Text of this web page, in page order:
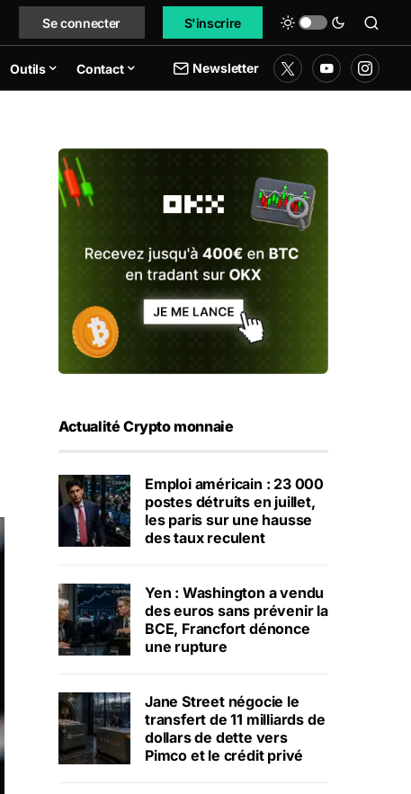
Se connecter S'inscrire
Outils Contact Newsletter
Actualité Crypto monnaie
Emploi américain : 23 000
postes détruits en juillet,
les paris sur une hausse
des taux reculent
Yen : Washington a vendu
des euros sans prévenir la
BCE, Francfort dénonce
une rupture
Jane Street négocie le
transfert de 11 milliards de
dollars de dette vers
Pimco et le crédit privé